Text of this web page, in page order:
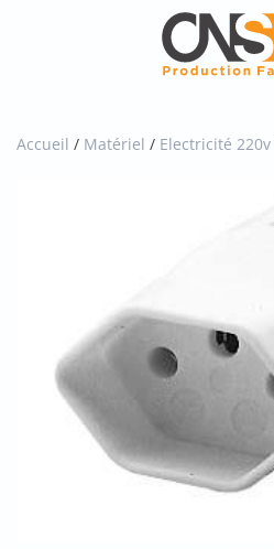
content
Accueil / Matériel / Electricité 220v